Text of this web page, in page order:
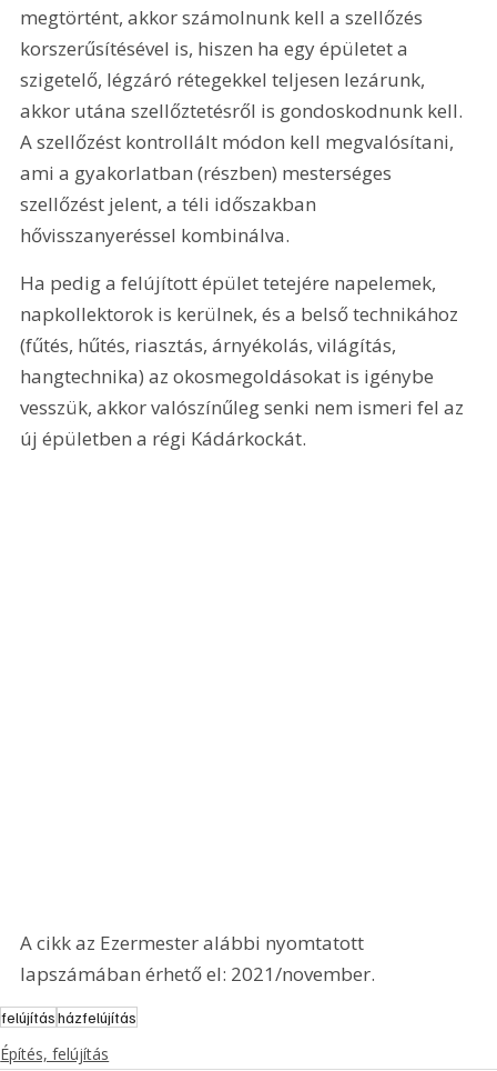
megtörtént, akkor számolnunk kell a szellőzés
korszerűsítésével is, hiszen ha egy épületet a
szigetelő, légzáró rétegekkel teljesen lezárunk,
akkor utána szellőztetésről is gondoskodnunk kell.
A szellőzést kontrollált módon kell megvalósítani,
ami a gyakorlatban (részben) mesterséges
szellőzést jelent, a téli időszakban
hővisszanyeréssel kombinálva.
Ha pedig a felújított épület tetejére napelemek,
napkollektorok is kerülnek, és a belső technikához
(fűtés, hűtés, riasztás, árnyékolás, világítás,
hangtechnika) az okosmegoldásokat is igénybe
vesszük, akkor valószínűleg senki nem ismeri fel az
új épületben a régi Kádárkockát.
A cikk az Ezermester alábbi nyomtatott
lapszámában érhető el: 2021/november.
felújításházfelújítás
Építés, felújítás